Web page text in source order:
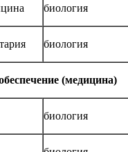
биология
биология
(медицина)
биология